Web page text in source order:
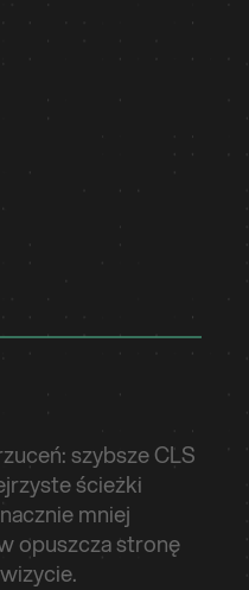
szybsze CLS
ścieżki
mniej
opuszcza stronę